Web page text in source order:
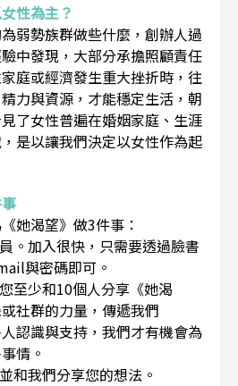
性為主？
弱勢族群做些什麼，創辦人過
中發現，大部分承擔照顧責任
庭或經濟發生重大挫折時，往
力與資源，才能穩定生活，朝
了女性普遍在婚姻家庭、生涯
是以讓我們決定以女性作為起
她渴望》做3件事：
。加入很快，只需要透過臉書
與密碼即可。
至少和10個人分享《她渴
社群的力量，傳遞我們
認識與支持，我們才有機會為
情。
和我們分享您的想法。